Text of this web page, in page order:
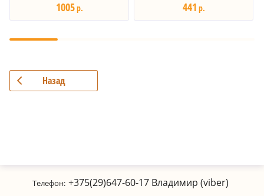
1005р. 441 р.
Назад
Телефон: +375(29)647-60-17 Владимир (viber)